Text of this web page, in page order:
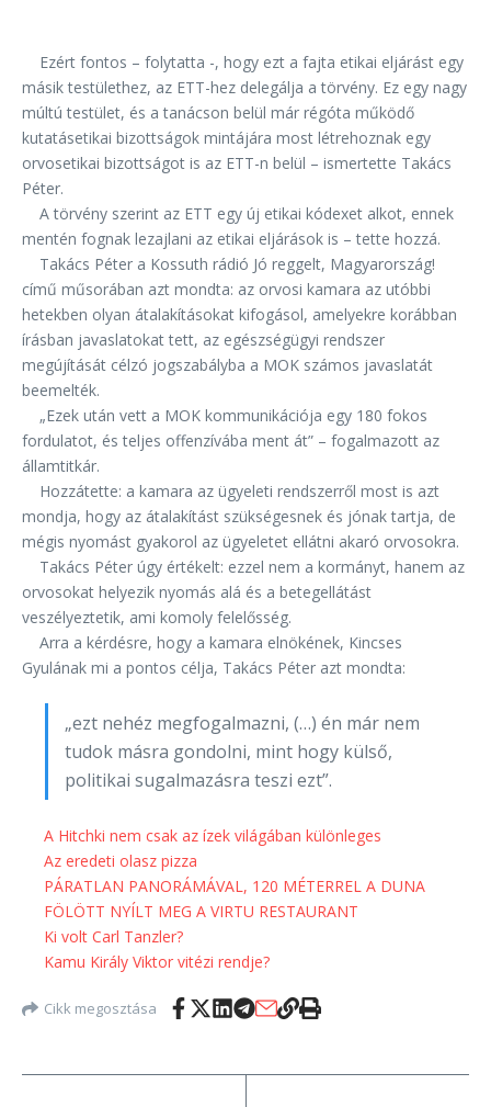
Ezért fontos – folytatta -, hogy ezt a fajta etikai eljárást egy
másik testülethez, az ETT-hez delegálja a törvény. Ez egy nagy
múltú testület, és a tanácson belül már régóta működő
kutatásetikai bizottságok mintájára most létrehoznak egy
orvosetikai bizottságot is az ETT-n belül – ismertette Takács
Péter.
A törvény szerint az ETT egy új etikai kódexet alkot, ennek
mentén fognak lezajlani az etikai eljárások is – tette hozzá.
Takács Péter a Kossuth rádió Jó reggelt, Magyarország!
című műsorában azt mondta: az orvosi kamara az utóbbi
hetekben olyan átalakításokat kifogásol, amelyekre korábban
írásban javaslatokat tett, az egészségügyi rendszer
megújítását célzó jogszabályba a MOK számos javaslatát
beemelték.
„Ezek után vett a MOK kommunikációja egy 180 fokos
fordulatot, és teljes offenzívába ment át” – fogalmazott az
államtitkár.
Hozzátette: a kamara az ügyeleti rendszerről most is azt
mondja, hogy az átalakítást szükségesnek és jónak tartja, de
mégis nyomást gyakorol az ügyeletet ellátni akaró orvosokra.
Takács Péter úgy értékelt: ezzel nem a kormányt, hanem az
orvosokat helyezik nyomás alá és a betegellátást
veszélyeztetik, ami komoly felelősség.
Arra a kérdésre, hogy a kamara elnökének, Kincses
Gyulának mi a pontos célja, Takács Péter azt mondta:
„ezt nehéz megfogalmazni, (…) én már nem
tudok másra gondolni, mint hogy külső,
politikai sugalmazásra teszi ezt”.
A Hitchki nem csak az ízek világában különleges
Az eredeti olasz pizza
PÁRATLAN PANORÁMÁVAL, 120 MÉTERREL A DUNA
FÖLÖTT NYÍLT MEG A VIRTU RESTAURANT
Ki volt Carl Tanzler?
Kamu Király Viktor vitézi rendje?
Cikk megosztása